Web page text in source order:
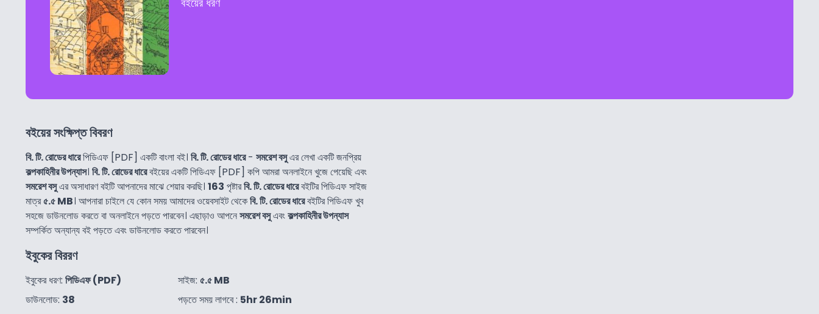
বইয়ের সংক্ষিপ্ত বিবরণ
বি. টি. রোডের ধারেপিডিএফ [PDF] একটি বাংলা বই। বি. টি. রোডের ধারে- সমরেশ বসুএর লেখা একটি জনপ্রিয়
কল্পকাহিনীর উপন্যাস। বি. টি. রোডের ধারেবইয়ের একটি পিডিএফ [PDF] কপি আমরা অনলাইনে খুজে পেয়েছি এবং
সমরেশ বসুএর অসাধারণ বইটি আপনাদের মাঝে শেয়ার করছি। 163 পৃষ্টারবি. টি. রোডের ধারেবইটির পিডিএফ সাইজ
মাত্র৫.৫ MB। আপনারা চাইলে যে কোন সময় আমাদের ওয়েবসাইট থেকেবি. টি. রোডের ধারেবইটির পিডিএফ খুব
সহজে ডাউনলোড করতে বা অনলাইনে পড়তে পারবেন। এছাড়াও আপনেসমরেশ বসুএবংকল্পকাহিনীর উপন্যাস
সম্পর্কিত অন্যান্য বই পড়তে এবং ডাউনলোড করতে পারবেন।
ইবুকের বিররণ
ইবুকের ধরণ: পিডিএফ (PDF)
ডাউনলোড: 38
সাইজ: ৫.৫ MB
পড়তে সময় লাগবে : 5hr 26min